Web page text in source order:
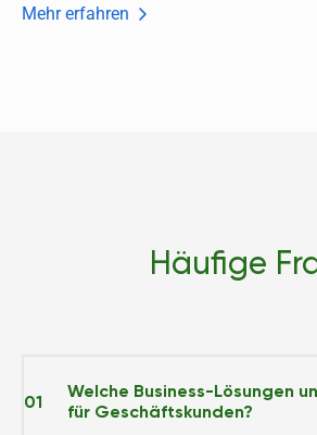
Mehr erfahren
Häufige
01
Welche Business-Lösungen
für Geschäftskunden?